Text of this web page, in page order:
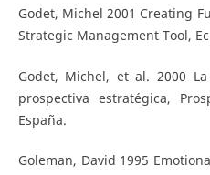
Godet, Michel 2001 Creating
Strategic Management Tool,
Godet, Michel, et al. 2000
prospectiva estratégica,
España.
Goleman, David 1995